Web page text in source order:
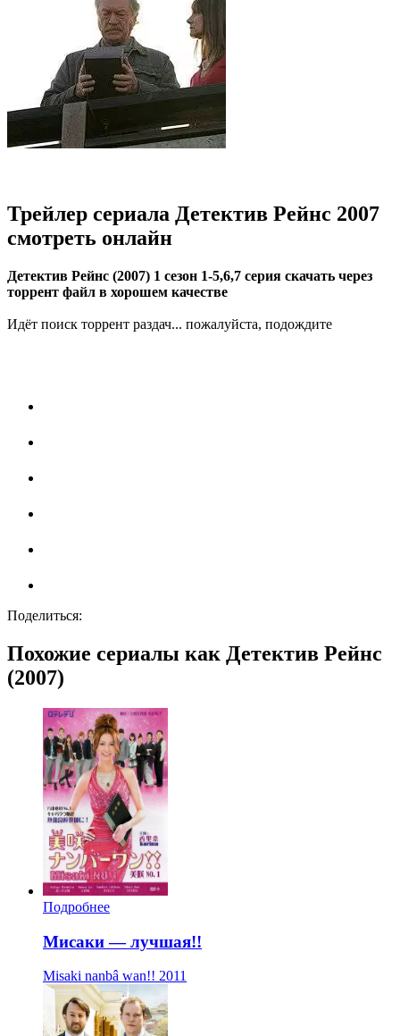
Трейлер сериала Детектив Рейнс 2007
смотреть онлайн
Детектив Рейнс (2007) 1 сезон 1-5,6,7 серия скачать через
торрент файл в хорошем качестве
Идёт поиск торрент раздач... пожалуйста, подождите
Поделиться:
Похожие сериалы как Детектив Рейнс
(2007)
Подробнее
Мисаки — лучшая!!
Misaki nanbâ wan!! 2011